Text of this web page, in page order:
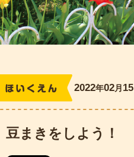
ポート
2022年02月 15
豆まきをしよう！